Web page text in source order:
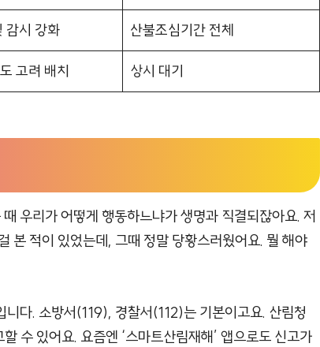
감시 강화 산불조심기간 전체
고려 배치 상시 대기
우리가 어떻게 행동하느냐가 생명과 직결되잖아요. 저
본 적이 있었는데, 그때 정말 당황스러웠어요. 뭘 해야
다. 소방서(119), 경찰서(112)는 기본이고요. 산림청
있어요. 요즘엔 ‘스마트산림재해’ 앱으로도 신고가